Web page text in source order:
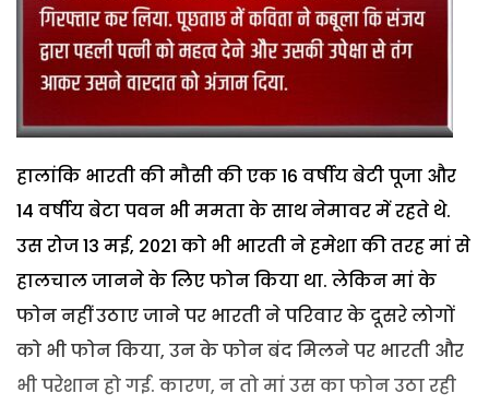
हालांकि भारती की मौसी की एक 16 वर्षीय बेटी पूजा और
14 वर्षीय बेटा पवन भी ममता के साथ नेमावर में रहते थे.
उस रोज 13 मई, 2021 को भी भारती ने हमेशा की तरह मां से
हालचाल जानने के लिए फोन किया था. लेकिन मां के
फोन नहीं उठाए जाने पर भारती ने परिवार के दूसरे लोगों
को भी फोन किया, उन के फोन बंद मिलने पर भारती और
भी परेशान हो गई. कारण, न तो मां उस का फोन उठा रही